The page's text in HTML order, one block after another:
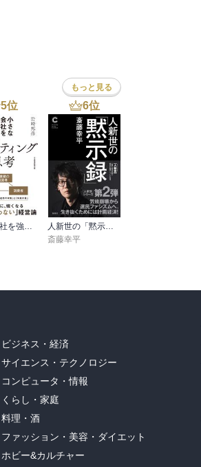
もっと見る
5位
小さな会社を強くするマーケティング思考
6位
斎藤幸平
ビジネス・経済
サイエンス・テクノロジー
コンピュータ・情報
くらし・家庭
料理・酒
ファッション・美容・ダイエット
ホビー&カルチャー